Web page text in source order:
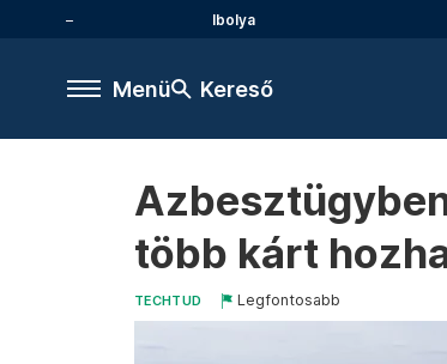
Ibolya
Menü Kereső
több kárt
TECHTUD Legfontosabb